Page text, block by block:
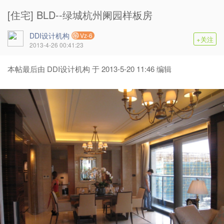
[住宅] BLD--绿城杭州阑园样板房
DDI设计机构
Vz-6
2013-4-26 00:41:23
+关注
本帖最后由 DDI设计机构 于 2013-5-20 11:46 编辑